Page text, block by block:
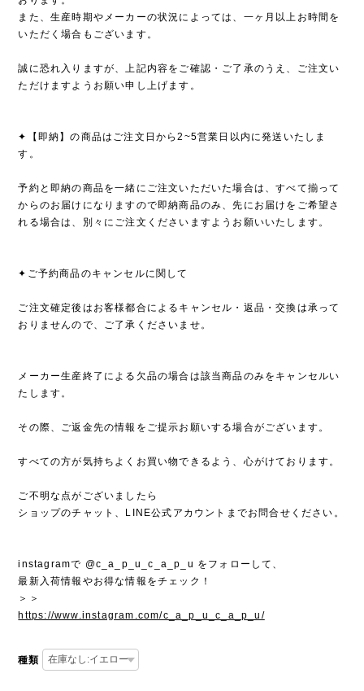
また、生産時期やメーカーの状況によっては、一ヶ月以上お時間を
いただく場合もございます。
誠に恐れ入りますが、上記内容をご確認・ご了承のうえ、ご注文い
ただけますようお願い申し上げます。
✦【即納】の商品はご注文日から2~5営業日以内に発送いたしま
す。
予約と即納の商品を一緒にご注文いただいた場合は、すべて揃って
からのお届けになりますので即納商品のみ、先にお届けをご希望さ
れる場合は、別々にご注文くださいますようお願いいたします。
✦ご予約商品のキャンセルに関して
ご注文確定後はお客様都合によるキャンセル・返品・交換は承って
おりませんので、ご了承くださいませ。
メーカー生産終了による欠品の場合は該当商品のみをキャンセルい
たします。
その際、ご返金先の情報をご提示お願いする場合がございます。
すべての方が気持ちよくお買い物できるよう、心がけております。
ご不明な点がございましたら
ショップのチャット、LINE公式アカウントまでお問合せください。
instagramで @c_a_p_u_c_a_p_u をフォローして、
最新入荷情報やお得な情報をチェック！
＞＞
https://www.instagram.com/c_a_p_u_c_a_p_u/
種類